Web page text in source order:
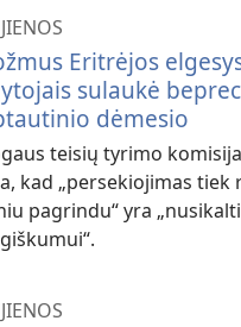
Eritrėjos
sulaukė
dėmesio
teisių tyrimo
kad „persekiojimas tiek
pagrindu“ yra